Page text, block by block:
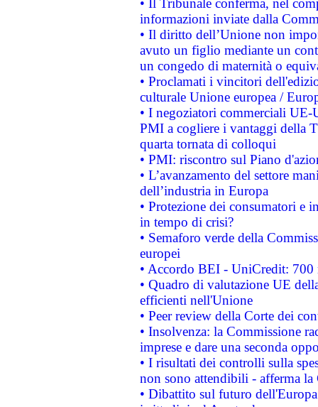
• Il Tribunale conferma, nel
informazioni inviate dalla
• Il diritto dell’Unione non
avuto un figlio mediante un
un congedo di maternità o
• Proclamati i vincitori
culturale Unione europea /
• I negoziatori commerciali UE-
PMI a cogliere i vantaggi della
quarta tornata di colloqui
• PMI: riscontro sul Piano
• L’avanzamento del settore
dell’industria in Europa
• Protezione dei consumatori e
in tempo di crisi?
• Semaforo verde della
europei
• Accordo BEI - UniCredit:
• Quadro di valutazione UE
efficienti nell'Unione
• Peer review della Corte dei
• Insolvenza: la Commissione
imprese e dare una seconda
• I risultati dei controlli sulla
non sono attendibili - afferma la
• Dibattito sul futuro